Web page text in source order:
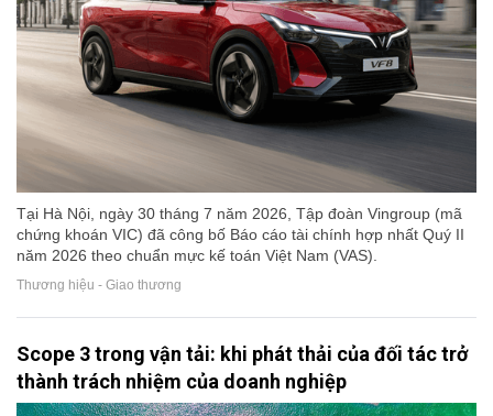
Tại Hà Nội, ngày 30 tháng 7 năm 2026, Tập đoàn Vingroup (mã
chứng khoán VIC) đã công bố Báo cáo tài chính hợp nhất Quý II
năm 2026 theo chuẩn mực kế toán Việt Nam (VAS).
Thương hiệu - Giao thương
Scope 3 trong vận tải: khi phát thải của đối tác trở
thành trách nhiệm của doanh nghiệp